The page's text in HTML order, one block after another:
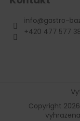
info@gastro-
+420 477 577
Copyright 2026